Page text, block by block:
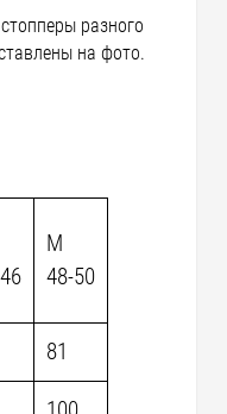
разного
на фото.
M
48-50
81